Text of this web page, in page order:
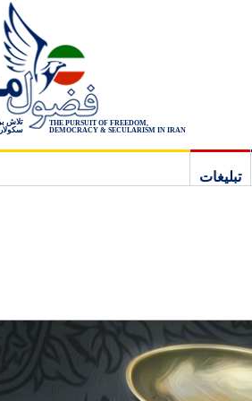
THE PURSUIT OF FREEDOM,
DEMOCRACY & SECULARISM IN IRAN
تلاش
تبلیغات